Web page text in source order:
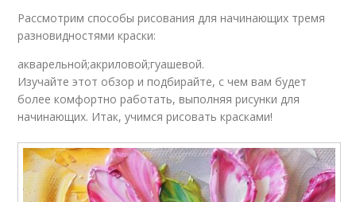
Рассмотрим способы рисования для начинающих тремя
разновидностями краски:
акварельной;акриловой;гуашевой.
Изучайте этот обзор и подбирайте, с чем вам будет
более комфортно работать, выполняя рисунки для
начинающих. Итак, учимся рисовать красками!